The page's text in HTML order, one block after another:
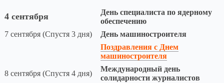
4 сентября
День специалиста по ядерному
обеспечению
7 сентября (Спустя 3 дня)
День машиностроителя
Поздравления с Днем
машиностроителя
8 сентября (Спустя 4 дня)
Международный день
солидарности журналистов